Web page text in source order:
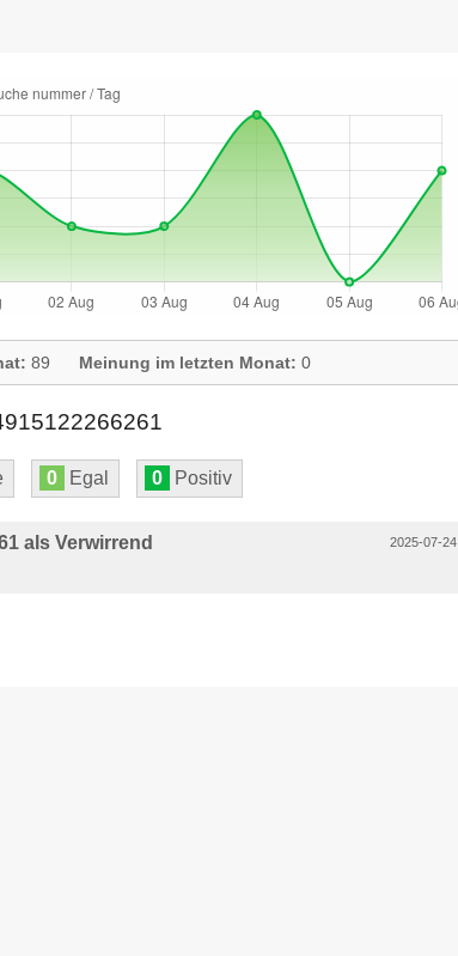
89 Meinung im letzten Monat: 0
0 Egal 0 Positiv
2025-07-24
als Verwirrend